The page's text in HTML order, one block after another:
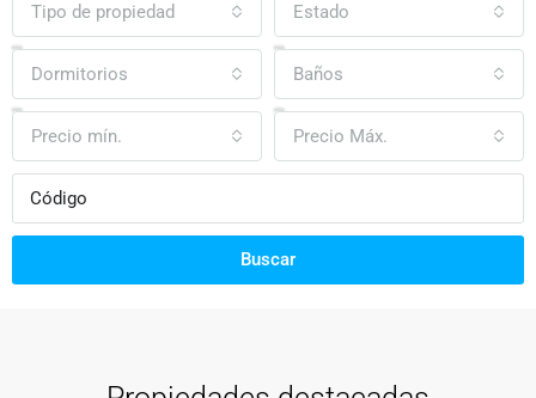
Tipo de propiedad Estado
Dormitorios Baños
Precio mín. Precio Máx.
Buscar